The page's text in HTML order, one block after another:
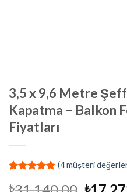
3,5 x 9,6 Metre
Kapatma – Balkon
Fiyatları
puanına
(4müşteri
₺ ₺